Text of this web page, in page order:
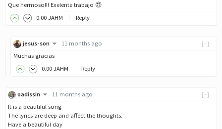
Que hermoso!!! Exelente trabajo 😍
0.00 JAHM Reply
[-]
jesus-son
11 months ago
Muchas gracias
0.00 JAHM Reply
[-]
oadissin
11 months ago
It is a beautiful song
The lyrics are deep and affect the thoughts.
Have a beautiful day